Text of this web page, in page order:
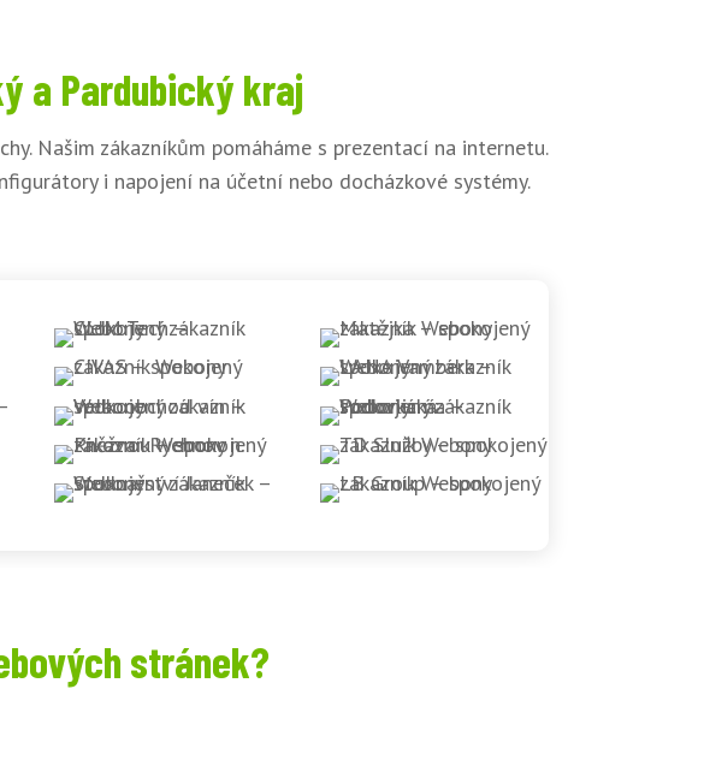
a Pardubický kraj
Našim zákazníkům pomáháme s prezentací na internetu.
i napojení na účetní nebo docházkové systémy.
stránek?